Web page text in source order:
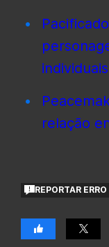
relação
REPORTAR ERRO